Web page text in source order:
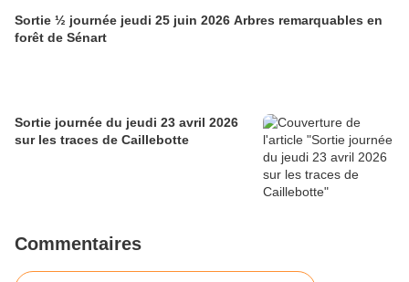
Sortie ½ journée jeudi 25 juin 2026 Arbres remarquables en
forêt de Sénart
Sortie journée du jeudi 23 avril 2026
sur les traces de Caillebotte
Commentaires